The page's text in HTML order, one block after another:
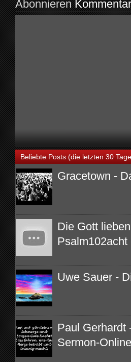
Abonnieren
Beliebte Posts (die letzten 30
Gracetown -
Die Gott
Uwe Sauer -
Paul Gerhardt
Sermon-